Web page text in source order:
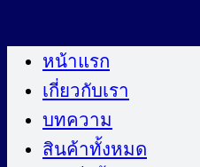
ไป
หน้าแรก
เกี่ยวกับเรา
บทความ
สินค้าทั้งหมด